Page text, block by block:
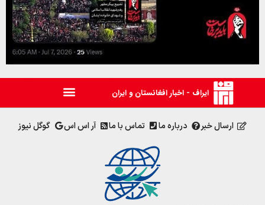
ایراف - اخبار افغانستان و ایران
ارسال خبر درباره ما تماس با ما آر اس اس گوگل نیوز